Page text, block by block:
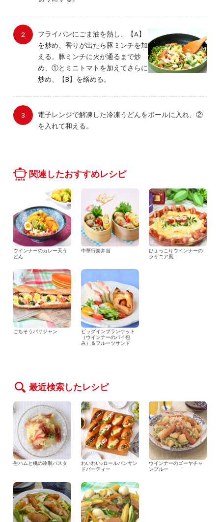
フライパンにごま油を熱し、【A】
を炒め、香りが出たら豚ミンチを加
える。豚ミンチに火が通るまで炒
め、①とミニトマトを加えてさらに
炒め、【B】を絡める。
電子レンジで解凍した冷凍うどんをボールに入れ、②
を入れて和える。
関連したおすすめレシピ
ウインナーのカレー天う
どん
中華行楽弁当
ひょっこりウインナーの
ラザニア風
ごちそうパリジャン
ピッグインブランケット
（ウインナーのパイ包
み）＆フルーツサンド
最近検索したレシピ
生ハムと桃の冷製パスタ
わいわい♪ロールパンサン
ドパーティー
ウインナーのゴーヤチャ
ンプルー